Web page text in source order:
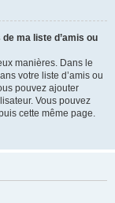
ma liste d’amis ou
manières. Dans le
votre liste d’amis ou
pouvez ajouter
Vous pouvez
cette même page.